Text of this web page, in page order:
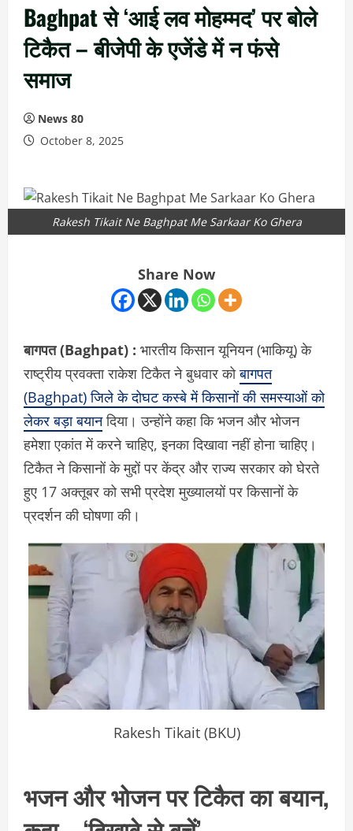
Baghpat से ‘आई लव मोहम्मद’ पर बोले
टिकैत – बीजेपी के एजेंडे में न फंसे
समाज
News 80
October 8, 2025
Rakesh Tikait Ne Baghpat Me Sarkaar Ko Ghera
Share Now
बागपत (Baghpat) : भारतीय किसान यूनियन (भाकियू) के
राष्ट्रीय प्रवक्ता राकेश टिकैत ने बुधवार कोबागपत
(Baghpat) जिले के दोघट कस्बे में किसानों की समस्याओं को
लेकर बड़ा बयानदिया। उन्होंने कहा कि भजन और भोजन
हमेशा एकांत में करने चाहिए, इनका दिखावा नहीं होना चाहिए।
टिकैत ने किसानों के मुद्दों पर केंद्र और राज्य सरकार को घेरते
हुए 17 अक्तूबर को सभी प्रदेश मुख्यालयों पर किसानों के
प्रदर्शन की घोषणा की।
Rakesh Tikait (BKU)
भजन और भोजन पर टिकैत का बयान,